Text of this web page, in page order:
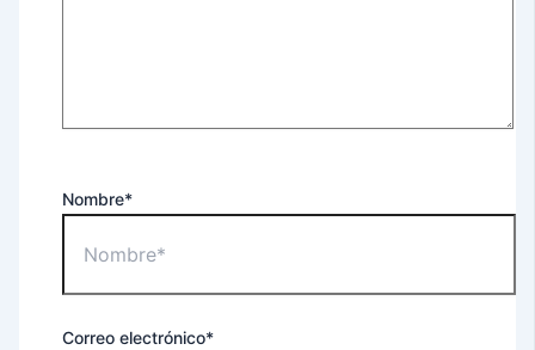
Nombre*
Correo electrónico*